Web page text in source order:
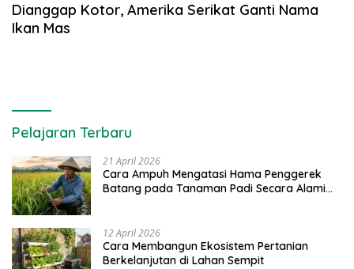
Dianggap Kotor, Amerika Serikat Ganti Nama
Ikan Mas
Pelajaran Terbaru
21 April 2026
Cara Ampuh Mengatasi Hama Penggerek
Batang pada Tanaman Padi Secara Alami
12 April 2026
Cara Membangun Ekosistem Pertanian
Berkelanjutan di Lahan Sempit